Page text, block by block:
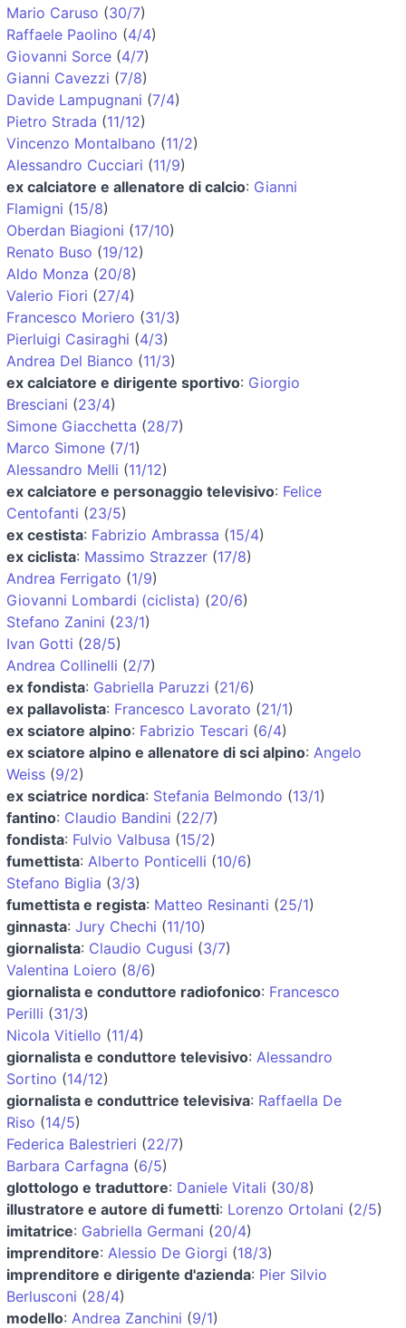
Mario Caruso (30/7)
Raffaele Paolino (4/4)
Giovanni Sorce (4/7)
Gianni Cavezzi (7/8)
Davide Lampugnani (7/4)
Pietro Strada (11/12)
Vincenzo Montalbano (11/2)
Alessandro Cucciari (11/9)
ex calciatore e allenatore di calcio: Gianni
Flamigni (15/8)
Oberdan Biagioni (17/10)
Renato Buso (19/12)
Aldo Monza (20/8)
Valerio Fiori (27/4)
Francesco Moriero (31/3)
Pierluigi Casiraghi (4/3)
Andrea Del Bianco (11/3)
ex calciatore e dirigente sportivo: Giorgio
Bresciani (23/4)
Simone Giacchetta (28/7)
Marco Simone (7/1)
Alessandro Melli (11/12)
ex calciatore e personaggio televisivo: Felice
Centofanti (23/5)
ex cestista: Fabrizio Ambrassa (15/4)
ex ciclista: Massimo Strazzer (17/8)
Andrea Ferrigato (1/9)
Giovanni Lombardi (ciclista) (20/6)
Stefano Zanini (23/1)
Ivan Gotti (28/5)
Andrea Collinelli (2/7)
ex fondista: Gabriella Paruzzi (21/6)
ex pallavolista: Francesco Lavorato (21/1)
ex sciatore alpino: Fabrizio Tescari (6/4)
ex sciatore alpino e allenatore di sci alpino: Angelo
Weiss (9/2)
ex sciatrice nordica: Stefania Belmondo (13/1)
fantino: Claudio Bandini (22/7)
fondista: Fulvio Valbusa (15/2)
fumettista: Alberto Ponticelli (10/6)
Stefano Biglia (3/3)
fumettista e regista: Matteo Resinanti (25/1)
ginnasta: Jury Chechi (11/10)
giornalista: Claudio Cugusi (3/7)
Valentina Loiero (8/6)
giornalista e conduttore radiofonico: Francesco
Perilli (31/3)
Nicola Vitiello (11/4)
giornalista e conduttore televisivo: Alessandro
Sortino (14/12)
giornalista e conduttrice televisiva: Raffaella De
Riso (14/5)
Federica Balestrieri (22/7)
Barbara Carfagna (6/5)
glottologo e traduttore: Daniele Vitali (30/8)
illustratore e autore di fumetti: Lorenzo Ortolani (2/5)
imitatrice: Gabriella Germani (20/4)
imprenditore: Alessio De Giorgi (18/3)
imprenditore e dirigente d'azienda: Pier Silvio
Berlusconi (28/4)
modello: Andrea Zanchini (9/1)